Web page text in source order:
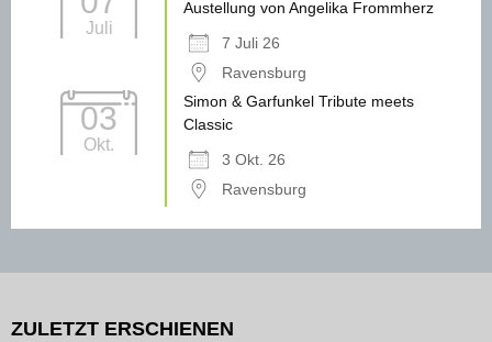
Juli
Austellung von Angelika Frommherz
7 Juli 26
Ravensburg
03
Okt.
Simon & Garfunkel Tribute meets
Classic
3 Okt. 26
Ravensburg
ZULETZT ERSCHIENEN